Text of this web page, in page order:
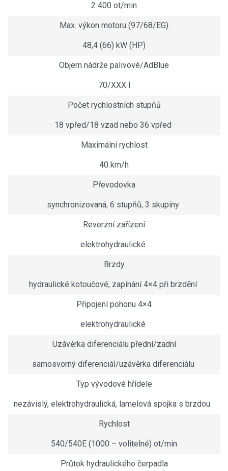
2 400 ot/min
Max. výkon motoru (97/68/EG)
48,4 (66) kW (HP)
Objem nádrže palivové/AdBlue
70/XXX l
Počet rychlostních stupňů
18 vpřed/18 vzad nebo 36 vpřed
Maximální rychlost
40 km/h
Převodovka
synchronizovaná, 6 stupňů, 3 skupiny
Reverzní zařízení
elektrohydraulické
Brzdy
hydraulické kotoučové, zapínání 4×4 při brzdění
Připojení pohonu 4×4
elektrohydraulické
Uzávěrka diferenciálu přední/zadní
samosvorný diferenciál/uzávěrka diferenciálu
Typ vývodové hřídele
nezávislý, elektrohydraulická, lamelová spojka s brzdou
Rychlost
540/540E (1000 – volitelné) ot/min
Průtok hydraulického čerpadla